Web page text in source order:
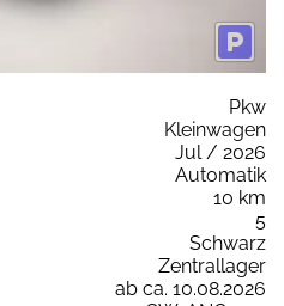
Pkw
Kleinwagen
Jul / 2026
Automatik
10 km
5
Schwarz
Zentrallager
ab ca. 10.08.2026